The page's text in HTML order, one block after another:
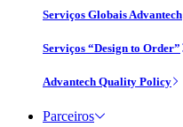
Serviços Globais Advantech
Serviços “Design to Order”
Advantech Quality Policy
Parceiros